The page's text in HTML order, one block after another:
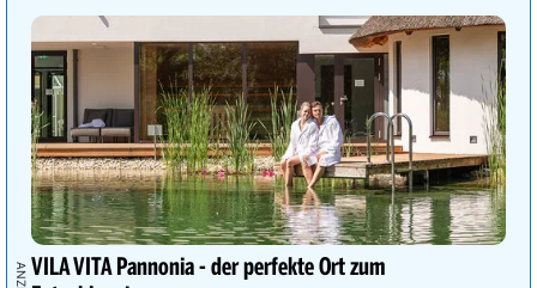
VILA VITA Pannonia - der perfekte Ort zum